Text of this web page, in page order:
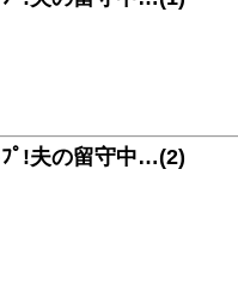
ﾟ!夫の留守中…(2)